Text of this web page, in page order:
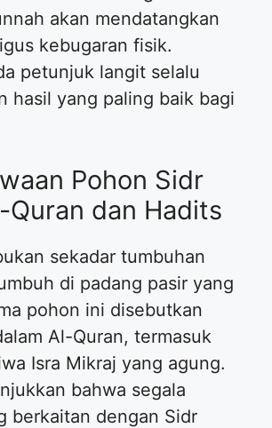
akan mendatangkan
kebugaran fisik.
petunjuk langit selalu
hasil yang paling baik bagi
Pohon Sidr
Quran dan Hadits
sekadar tumbuhan
di padang pasir yang
pohon ini disebutkan
Al-Quran, termasuk
Isra Mikraj yang agung.
bahwa segala
berkaitan dengan Sidr